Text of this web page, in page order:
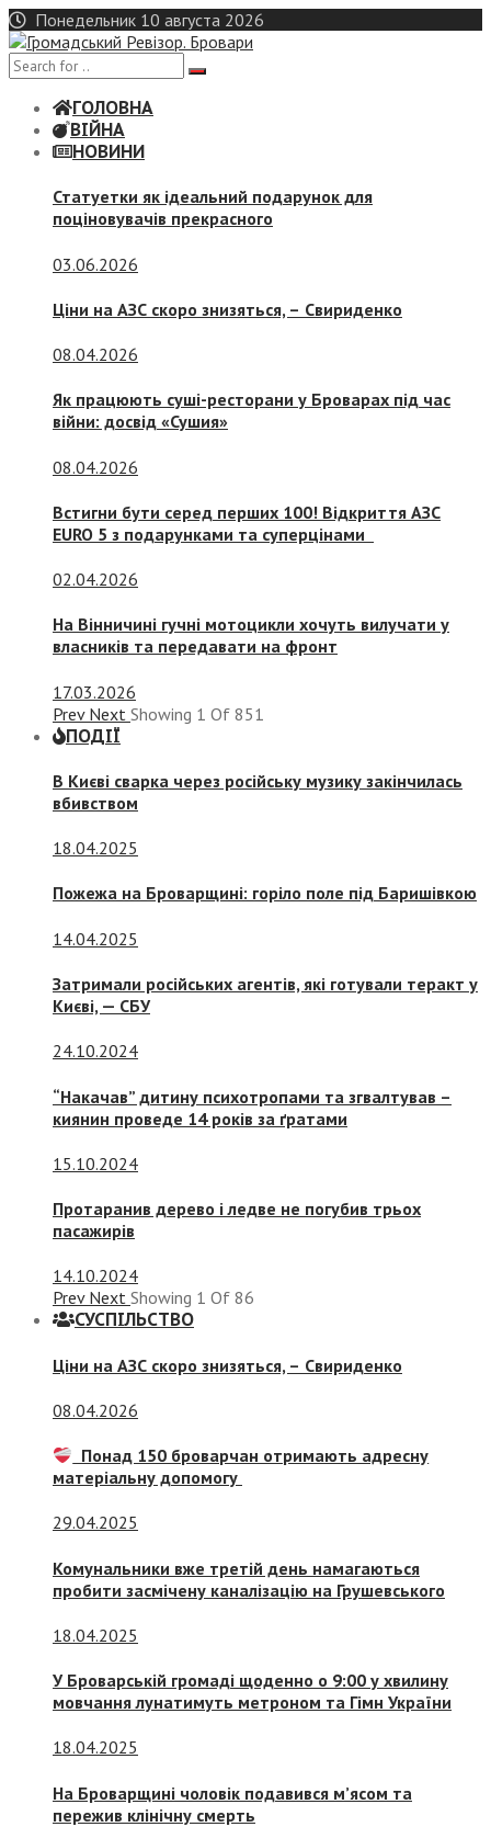
Skip
to
content
Понедельник 10 августа 2026
ГОЛОВНА
ВІЙНА
НОВИНИ
Статуетки як ідеальний подарунок для
поціновувачів прекрасного
03.06.2026
Ціни на АЗС скоро знизяться, – Свириденко
08.04.2026
Як працюють суші-ресторани у Броварах під час
війни: досвід «Сушия»
08.04.2026
Встигни бути серед перших 100! Відкриття АЗС
EURO 5 з подарунками та суперцінами
02.04.2026
На Вінничині гучні мотоцикли хочуть вилучати у
власників та передавати на фронт
17.03.2026
Prev Next Showing 1 Of 851
ПОДІЇ
В Києві сварка через російську музику закінчилась
вбивством
18.04.2025
Пожежа на Броварщині: горіло поле під Баришівкою
14.04.2025
Затримали російських агентів, які готували теракт у
Києві, — СБУ
24.10.2024
“Накачав” дитину психотропами та згвалтував –
киянин проведе 14 років за ґратами
15.10.2024
Протаранив дерево і ледве не погубив трьох
пасажирів
14.10.2024
Prev Next Showing 1 Of 86
СУСПIЛЬСТВО
Ціни на АЗС скоро знизяться, – Свириденко
08.04.2026
Понад 150 броварчан отримають адресну
матеріальну допомогу
29.04.2025
Комунальники вже третій день намагаються
пробити засмічену каналізацію на Грушевського
18.04.2025
У Броварській громаді щоденно о 9:00 у хвилину
мовчання лунатимуть метроном та Гімн України
18.04.2025
На Броварщині чоловік подавився м’ясом та
пережив клінічну смерть